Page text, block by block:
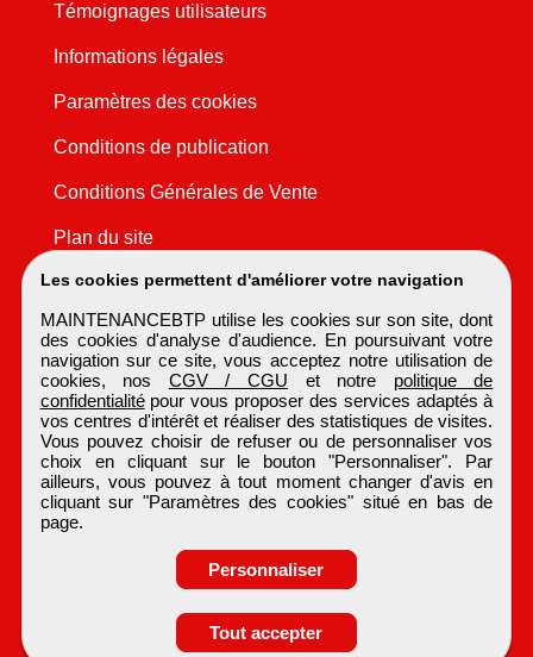
Les cookies permettent d'améliorer votre navigation
MAINTENANCEBTP utilise les cookies sur son site, dont
des cookies d'analyse d'audience. En poursuivant votre
navigation sur ce site, vous acceptez notre utilisation de
cookies, nos CGV / CGU et notre politique de
confidentialitépour vous proposer des services adaptés à
vos centres d'intérêt et réaliser des statistiques de visites.
Vous pouvez choisir de refuser ou de personnaliser vos
choix en cliquant sur le bouton "Personnaliser". Par
ailleurs, vous pouvez à tout moment changer d'avis en
cliquant sur "Paramètres des cookies" situé en bas de
page.
Personnaliser
Tout accepter
Témoignages utilisateurs
Informations légales
Paramètres des cookies
Conditions de publication
Conditions Générales de Vente
Plan du site
MAINTENANCEBTP